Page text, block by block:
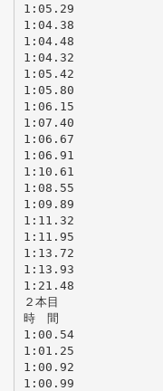
1:05.29
1:04.38
1:04.48
1:04.32
1:05.42
1:05.80
1:06.15
1:07.40
1:06.67
1:06.91
1:10.61
1:08.55
1:09.89
1:11.32
1:11.95
1:13.72
1:13.93
1:21.48
２本目
時 間
1:00.54
1:01.25
1:00.92
1:00.99